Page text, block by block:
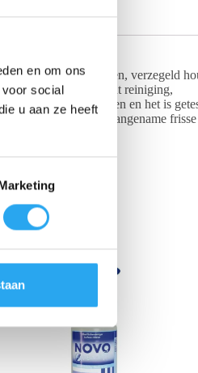
en om ons
social
u aan ze heeft
PU-gecoate vloeren, verzegeld
Floortop biedt reiniging,
antistatische vloeren en het is
en een aangename frisse